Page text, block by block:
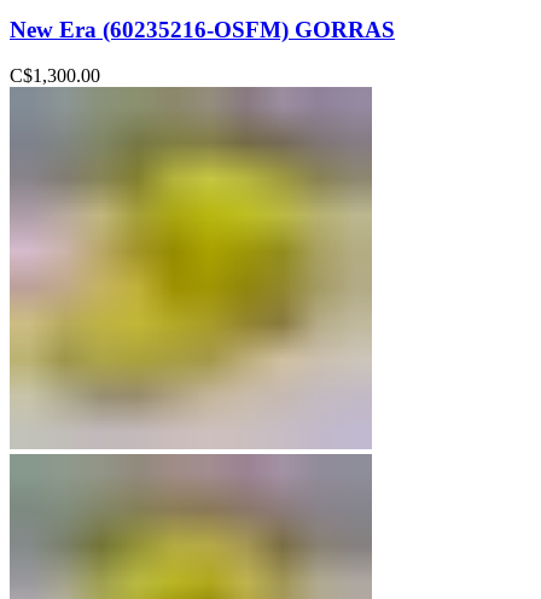
New Era (60235216-OSFM) GORRAS
C$1,300.00